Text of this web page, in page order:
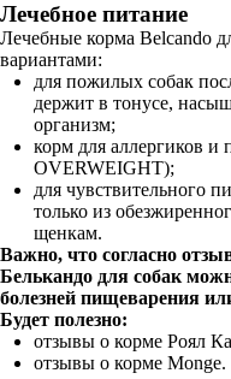
Лечебное питание
Лечебные корма Belcando
вариантами:
для пожилых собак
держит в тонусе,
организм;
корм для аллергиков
OVERWEIGHT);
для чувствительного
только из
щенкам.
Важно, что согласно
Белькандо для собак
болезней пищеварения
Будет полезно:
отзывы о корме Роял
отзывы о корме Monge.